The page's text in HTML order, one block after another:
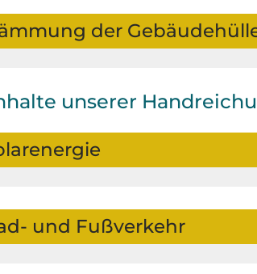
der
unserer
und Fußverkehr